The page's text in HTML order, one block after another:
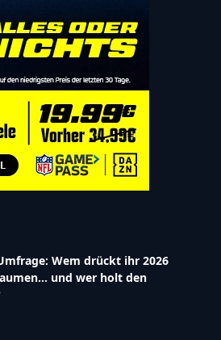
Wem drückt ihr 2026
und wer holt den